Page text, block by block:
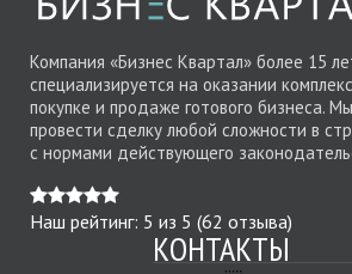
Компания «Бизнес Квартал» более 15
специализируется на оказании
покупке и продаже готового бизнеса.
провести сделку любой сложности в
с нормами действующего
Наш рейтинг: 5 из 5 (62 отзыва)
КОНТАКТЫ